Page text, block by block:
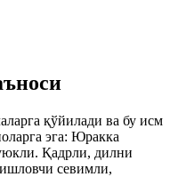
қўйилади ва бу исм
эга: Юракка
Қадрли, дилни
севимли,